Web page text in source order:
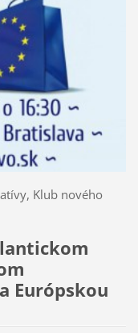
Klub nového
Európskou